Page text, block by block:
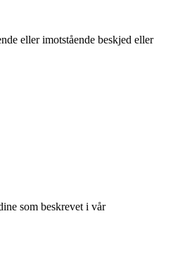
eller imotstående beskjed eller
som beskrevet i vår